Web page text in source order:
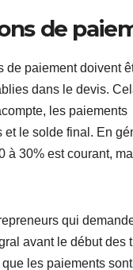
de
de paiement doivent
dans le devis.
les paiements
et le solde final. En
à 30% est courant,
qui
avant le début des
les paiements